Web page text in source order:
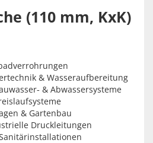
(110 mm, KxK)
& Wasseraufbereitung
& Abwassersysteme
& Gartenbau
Druckleitungen